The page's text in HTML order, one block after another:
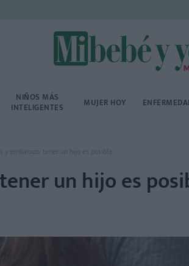
NIÑOS MÁS
INTELIGENTES MUJER HOY
y embarazo: tener un hijo es posible
un hijo es